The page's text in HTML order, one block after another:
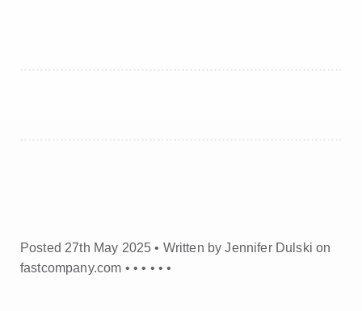
Posted 27th May 2025 • Written by Jennifer Dulski on
fastcompany.com • •• • ••